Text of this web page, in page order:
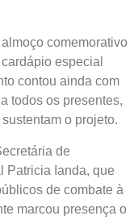
comemorativo
especial
contou ainda com
todos os presentes,
o projeto.
de
Patricia Ianda, que
de combate à
marcou presença o